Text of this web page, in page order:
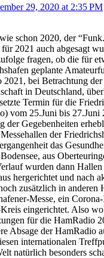
29, 2020 at 2:35 PM
schon 2020, der
2021 auch abgesagt
fragen, ob die für
geplante
2021, bei Betrachtung der
in Deutschland,
Termin für die
vom 25.Juni bis 27.Juni
der Gegebenheiten
der
das
aus
wurden dann
hergerichtet und nach
zusätzlich in anderen
Messe, ein
eingerichtet. Also
für die HamRadio
Absage der HamRadio
internationalen
natürlich besonders